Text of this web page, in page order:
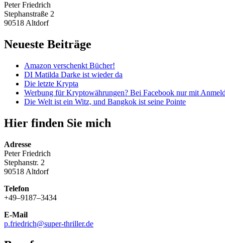
Peter Friedrich
Stephanstraße 2
90518 Altdorf
Neueste Beiträge
Amazon verschenkt Bücher!
DI Matilda Darke ist wieder da
Die letzte Krypta
Werbung für Kryptowährungen? Bei Facebook nur mit
Die Welt ist ein Witz, und Bangkok ist seine Pointe
Hier finden Sie mich
Adresse
Peter Friedrich
Stephanstr. 2
90518 Altdorf
Telefon
+49–9187–3434
E-Mail
p.friedrich@super-thriller.de